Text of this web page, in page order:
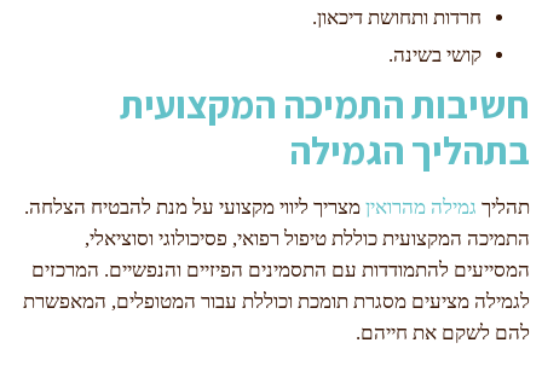
חרדות ותחושת דיכאון.
קושי בשינה.
חשיבות התמיכה המקצועית
בתהליך הגמילה
תהליך גמילה מהרואין מצריך ליווי מקצועי על מנת להבטיח הצלחה.
התמיכה המקצועית כוללת טיפול רפואי, פסיכולוגי וסוציאלי,
המסייעים להתמודדות עם התסמינים הפיזיים והנפשיים. המרכזים
לגמילה מציעים מסגרת תומכת וכוללת עבור המטופלים, המאפשרת
להם לשקם את חייהם.